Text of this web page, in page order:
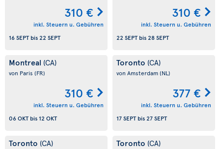
310 €
inkl. Steuern u. Gebühren
16 SEPTbis22 SEPT
310 €
inkl. Steuern u. Gebühren
22 SEPTbis28 SEPT
Montreal (CA)
von Paris (FR)
310 €
inkl. Steuern u. Gebühren
06 OKTbis 12 OKT
Toronto (CA)
von Amsterdam(NL)
377 €
inkl. Steuern u. Gebühren
17 SEPTbis27 SEPT
Toronto (CA) Toronto (CA)